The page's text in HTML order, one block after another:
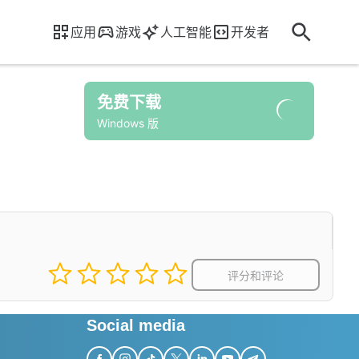
应用 游戏 人工智能 开发者
免费下载
Windows 版
评分和评论
Social media